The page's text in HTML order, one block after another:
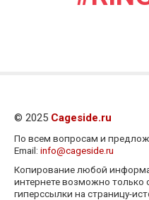
© 2025 Cageside.ru
По всем вопросам и
Email: info@cageside.ru
Копирование любой
интернете возможно только
гиперссылки на страницу-